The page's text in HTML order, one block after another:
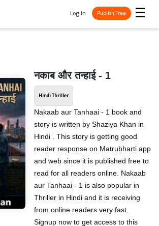
☰
Log In Publish Free
नकाब और तन्हाई - 1
Hindi Thriller
Nakaab aur Tanhaai - 1 book and
story is written by Shaziya Khan in
Hindi . This story is getting good
reader response on Matrubharti app
and web since it is published free to
read for all readers online. Nakaab
aur Tanhaai - 1 is also popular in
Thriller in Hindi and it is receiving
from online readers very fast.
Signup now to get access to this